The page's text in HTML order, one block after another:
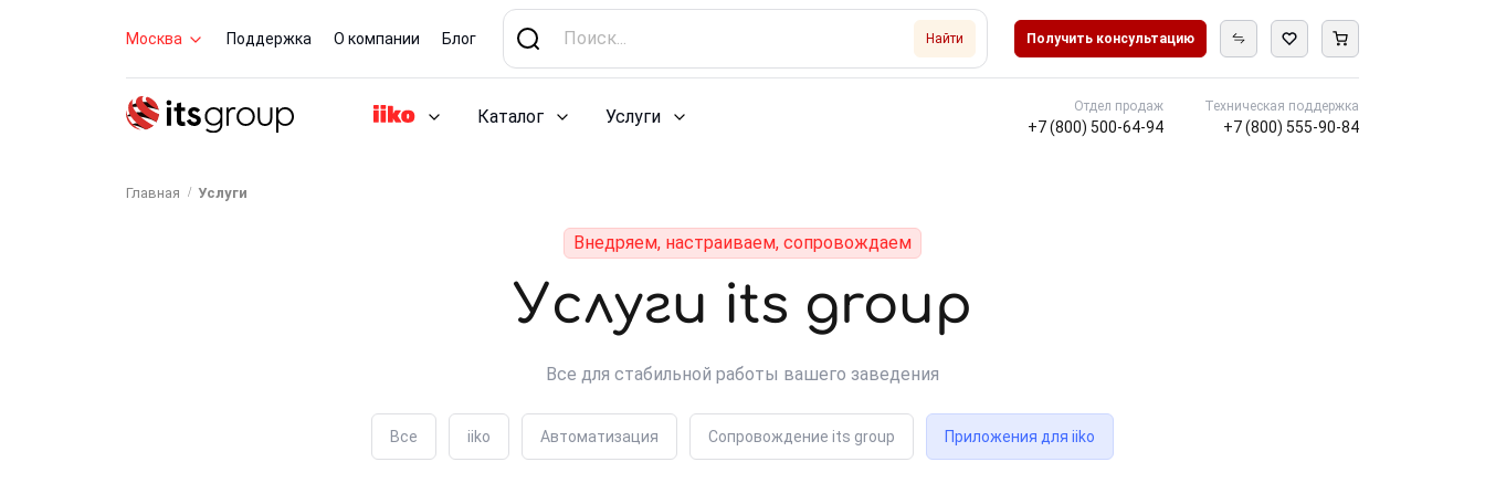
Москва Поддержка О компании Блог Найти Получить консультацию
Каталог Услуги
Отдел продаж
+7 (800) 500-64-94
Техническая поддержка
+7 (800) 555-90-84
Главная Услуги
Внедряем, настраиваем, сопровождаем
Услуги its group
Все для стабильной работы вашего заведения
Все iiko Автоматизация Сопровождение its group Приложения для iiko